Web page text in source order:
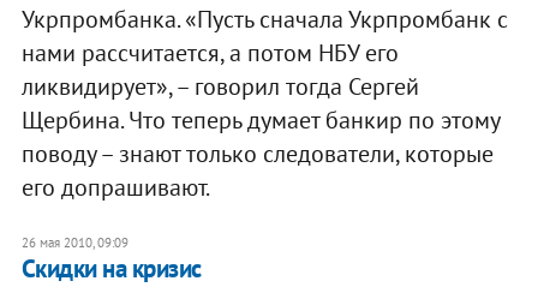
Укрпромбанка. «Пусть сначала Укрпромбанк с
нами рассчитается, а потом НБУ его
ликвидирует», – говорил тогда Сергей
Щербина. Что теперь думает банкир по этому
поводу – знают только следователи, которые
его допрашивают.
26 мая 2010, 09:09
Скидки на кризис